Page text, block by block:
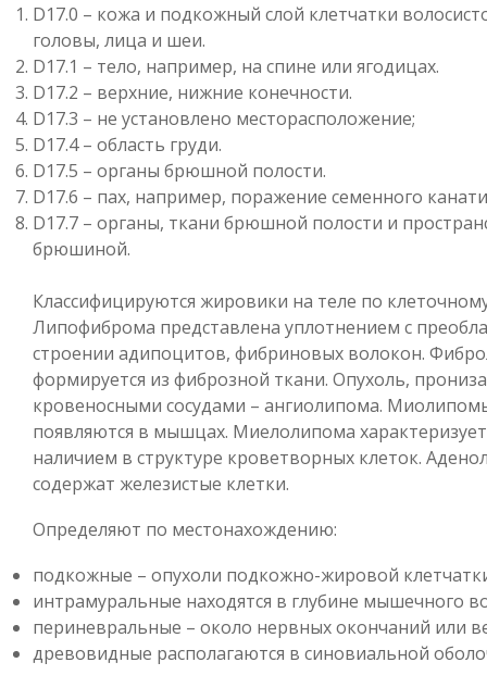
D17.0 – кожа и подкожный слой клетчатки
головы, лица и шеи.
D17.1 – тело, например, на спине или ягодицах.
D17.2 – верхние, нижние конечности.
D17.3 – не установлено месторасположение;
D17.4 – область груди.
D17.5 – органы брюшной полости.
D17.6 – пах, например, поражение семенного
D17.7 – органы, ткани брюшной полости и
брюшиной.
Классифицируются жировики на теле по
Липофиброма представлена уплотнением с
строении адипоцитов, фибриновых волокон.
формируется из фиброзной ткани. Опухоль,
кровеносными сосудами – ангиолипома.
появляются в мышцах. Миелолипома
наличием в структуре кроветворных клеток.
содержат железистые клетки.
Определяют по местонахождению:
подкожные – опухоли подкожно-жировой
интрамуральные находятся в глубине мышечного
периневральные – около нервных окончаний или
древовидные располагаются в синовиальной